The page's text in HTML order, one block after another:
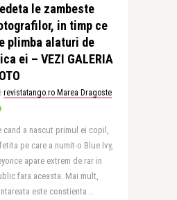
le zambeste
in timp ce
plimba alaturi de
ei – VEZI GALERIA
revistatango.ro Marea Dragoste
cand a nascut primul ei copil,
pe care a numit-o Blue Ivy,
apare extrem de rar in
fara aceasta. Mai mult,
este constienta ..